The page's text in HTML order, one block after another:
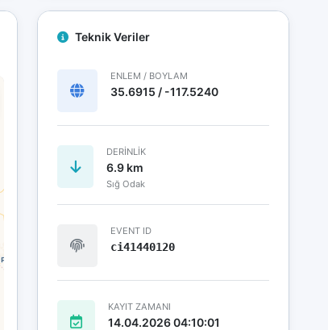
Teknik Veriler
ENLEM / BOYLAM
35.6915 / -117.5240
DERINLIK
6.9 km
Sığ Odak
EVENT ID
ci41440120
KAYIT ZAMANI
14.04.2026 04:10:01